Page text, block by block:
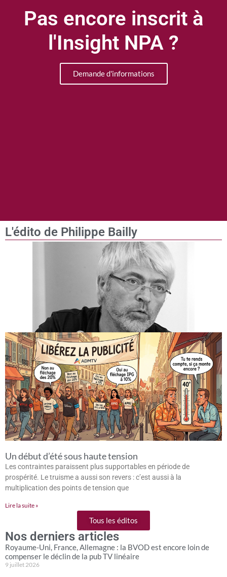
Pas encore inscrit à
l'Insight NPA ?
Demande d'informations
L'édito de Philippe Bailly
Un début d’été sous haute tension
Les contraintes paraissent plus supportables en période de
prospérité. Le truisme a aussi son revers : c’est aussi à la
multiplication des points de tension que
Lire la suite »
Tous les éditos
Nos derniers articles
Royaume-Uni, France, Allemagne : la BVOD est encore loin de
compenser le déclin de la pub TV linéaire
9 juillet 2026